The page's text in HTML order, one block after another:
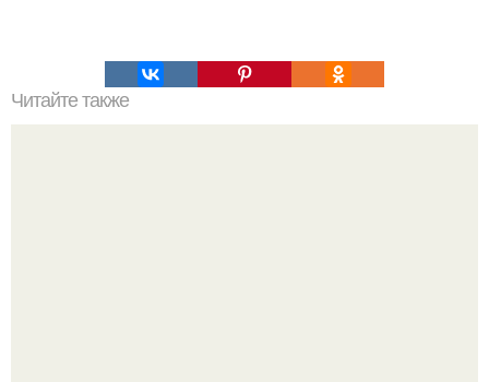
Читайте также